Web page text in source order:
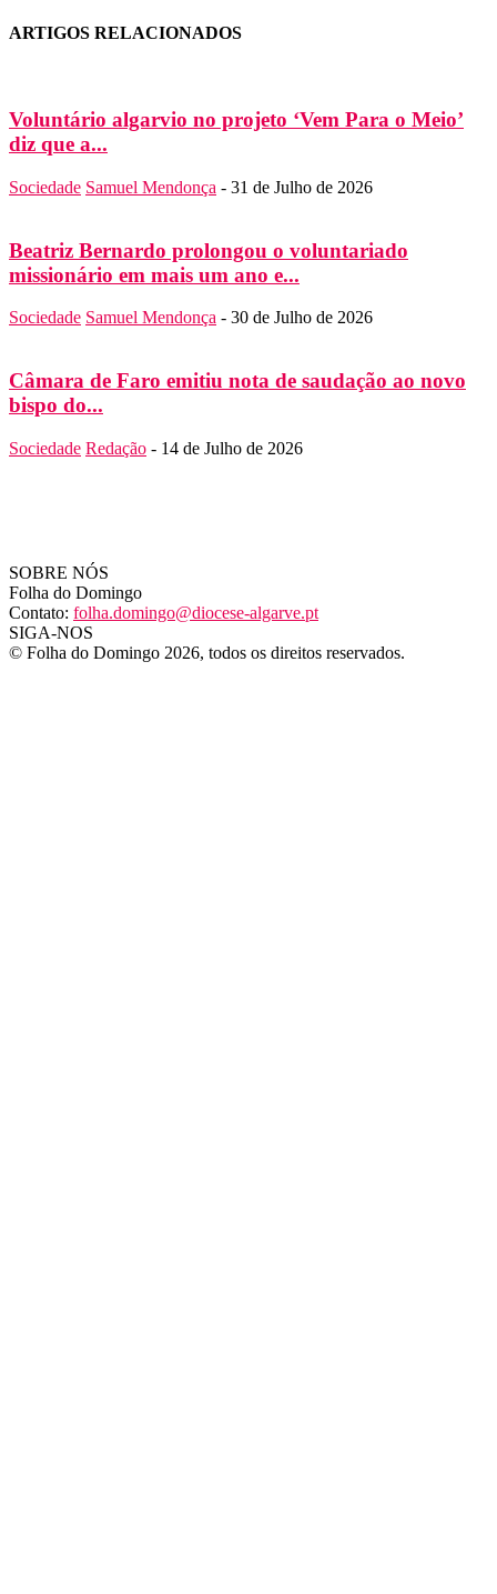
ARTIGOS RELACIONADOS
Voluntário algarvio no projeto ‘Vem Para o Meio’
diz que a...
Sociedade Samuel Mendonça - 31 de Julho de 2026
Beatriz Bernardo prolongou o voluntariado
missionário em mais um ano e...
Sociedade Samuel Mendonça - 30 de Julho de 2026
Câmara de Faro emitiu nota de saudação ao novo
bispo do...
Sociedade Redação - 14 de Julho de 2026
SOBRE NÓS
Folha do Domingo
Contato: folha.domingo@diocese-algarve.pt
SIGA-NOS
© Folha do Domingo 2026, todos os direitos reservados.